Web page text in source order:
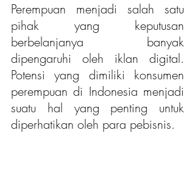
Perempuan menjadi salah satu
pihak yang keputusan
berbelanjanya banyak
dipengaruhi oleh iklan digital.
Potensi yang dimiliki konsumen
perempuan di Indonesia menjadi
suatu hal yang penting untuk
diperhatikan oleh para pebisnis.